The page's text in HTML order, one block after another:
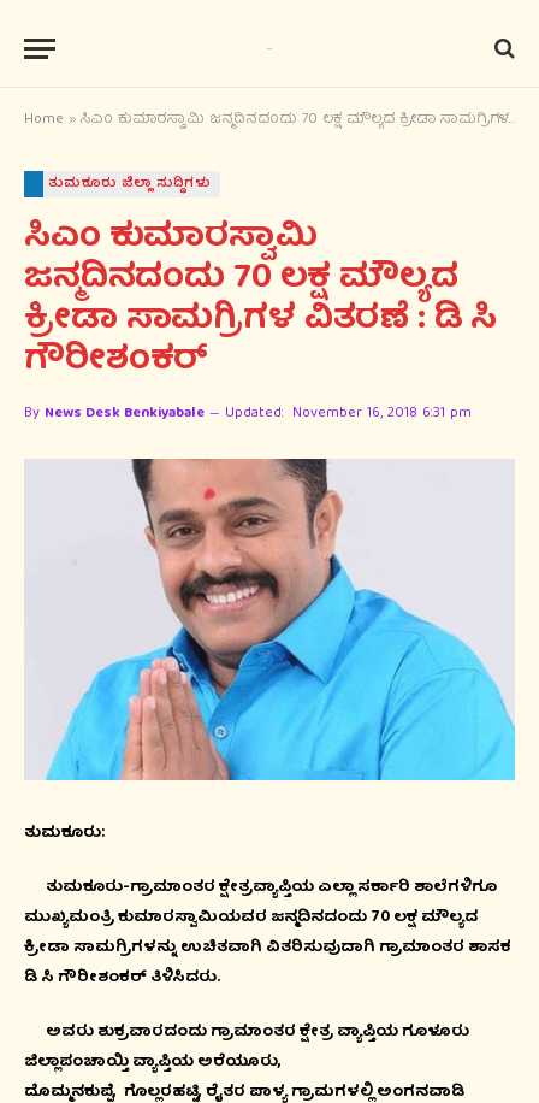
Home »ಸಿಎಂ ಕುಮಾರಸ್ವಾಮಿ ಜನ್ಮದಿನದಂದು 70 ಲಕ್ಷ ಮೌಲ್ಯದ ಕ್ರೀಡಾ ಸಾಮಗ್ರಿಗಳ ವಿತರಣೆ : ಡಿ ಸಿ ಗೌರೀಶಂಕರ್
ತುಮಕೂರು ಜಿಲ್ಲಾ ಸುದ್ಧಿಗಳು
ಸಿಎಂ ಕುಮಾರಸ್ವಾಮಿ
ಜನ್ಮದಿನದಂದು 70 ಲಕ್ಷ ಮೌಲ್ಯದ
ಕ್ರೀಡಾ ಸಾಮಗ್ರಿಗಳ ವಿತರಣೆ : ಡಿ ಸಿ
ಗೌರೀಶಂಕರ್
By News Desk Benkiyabale Updated: November 16, 2018 6:31 pm
ತುಮಕೂರು:
ತುಮಕೂರು-ಗ್ರಾಮಾಂತರ ಕ್ಷೇತ್ರವ್ಯಾಪ್ತಿಯ ಎಲ್ಲಾ ಸರ್ಕಾರಿ ಶಾಲೆಗಳಿಗೂ
ಮುಖ್ಯಮಂತ್ರಿ ಕುಮಾರಸ್ವಾಮಿಯವರ ಜನ್ಮದಿನದಂದು 70 ಲಕ್ಷ ಮೌಲ್ಯದ
ಕ್ರೀಡಾ ಸಾಮಗ್ರಿಗಳನ್ನು ಉಚಿತವಾಗಿ ವಿತರಿಸುವುದಾಗಿ ಗ್ರಾಮಾಂತರ ಶಾಸಕ
ಡಿ ಸಿ ಗೌರೀಶಂಕರ್ ತಿಳಿಸಿದರು.
ಅವರು ಶುಕ್ರವಾರದಂದು ಗ್ರಾಮಾಂತರ ಕ್ಷೇತ್ರ ವ್ಯಾಪ್ತಿಯ ಗೂಳೂರು
ಜಿಲ್ಲಾಪಂಚಾಯ್ತಿ ವ್ಯಾಪ್ತಿಯ ಅರೆಯೂರು,
ದೊಮ್ಮನಕುಪ್ಪೆ, ಗೊಲ್ಲರಹಟ್ಟಿ, ರೈತರ ಪಾಳ್ಯ ಗ್ರಾಮಗಳಲ್ಲಿ ಅಂಗನವಾಡಿ